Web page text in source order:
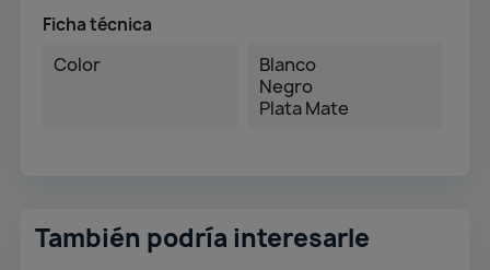
Ficha técnica
Color
Blanco
Negro
Plata Mate
También podría interesarle